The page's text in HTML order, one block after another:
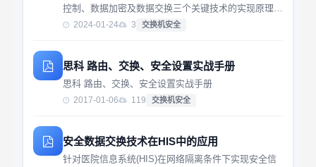
控制、数据加密及数据交换三个关键技术的实现原理，
提出了一种新的网络终端信息数据交换安全机制，详细
2024-01-24 3 交换机安全
思科 路由、交换、安全设置实战手册
思科 路由、交换、安全设置实战手册
2017-01-06 119 交换机安全
安全数据交换技术在HIS中的应用
针对医院信息系统(HIS)在网络隔离条件下实现安全信